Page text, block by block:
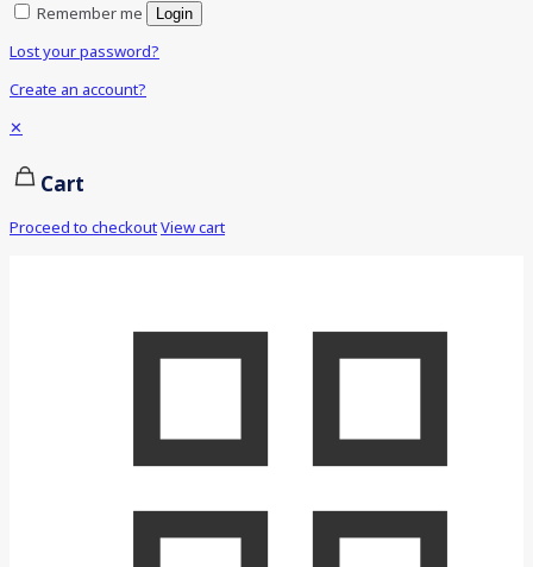
Remember me
Login
Lost your password?
Create an account?
✕
Cart
Proceed to checkoutView cart